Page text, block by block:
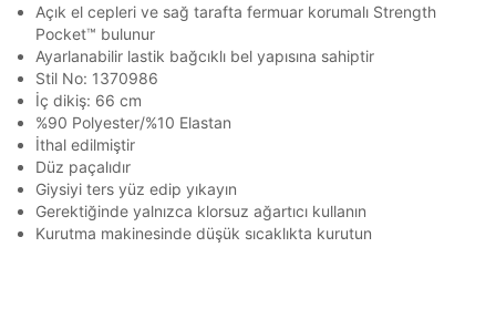
Açık el cepleri ve sağ tarafta fermuar korumalı Strength
Pocket™ bulunur
Ayarlanabilir lastik bağcıklı bel yapısına sahiptir
Stil No: 1370986
İç dikiş: 66 cm
%90 Polyester/%10 Elastan
İthal edilmiştir
Düz paçalıdır
Giysiyi ters yüz edip yıkayın
Gerektiğinde yalnızca klorsuz ağartıcı kullanın
Kurutma makinesinde düşük sıcaklıkta kurutun
Kapat
markalara ait ürünlerin bana özel pazarlanması ve
Doğuş Grubu şirketlerinde bulunan pazarlama
verilerimin kişiselleştirilmiş reklamcılık faaliyeti
amacıyla işlenmesini kabul ediyorum.
Kimlik, iletişim ve müşteri işlem verilerimin alınan
internet sitesi altyapı hizmetlerinin sunucularının yurt
dışında bulunması sebebiyle yurt dışında mukim
Amazon Inc. ve Google LLC. ile paylaşılmasını kabul
Üye Ol